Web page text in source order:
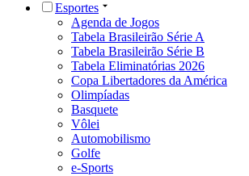
Esportes
Agenda de Jogos
Tabela Brasileirão Série A
Tabela Brasileirão Série B
Tabela Eliminatórias 2026
Copa Libertadores da América
Olimpíadas
Basquete
Vôlei
Automobilismo
Golfe
e-Sports